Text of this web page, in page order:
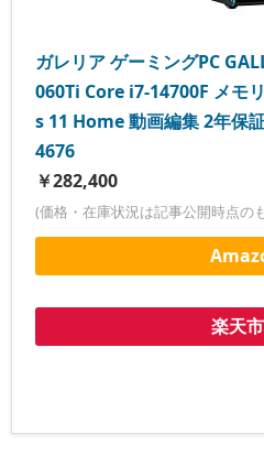
ガレリア ゲーミングPC
060Ti Core i7-14700F メモ
s 11 Home 動画編集 2年保
4676
￥282,400
(価格・在庫状況は記事公開時点の
楽天